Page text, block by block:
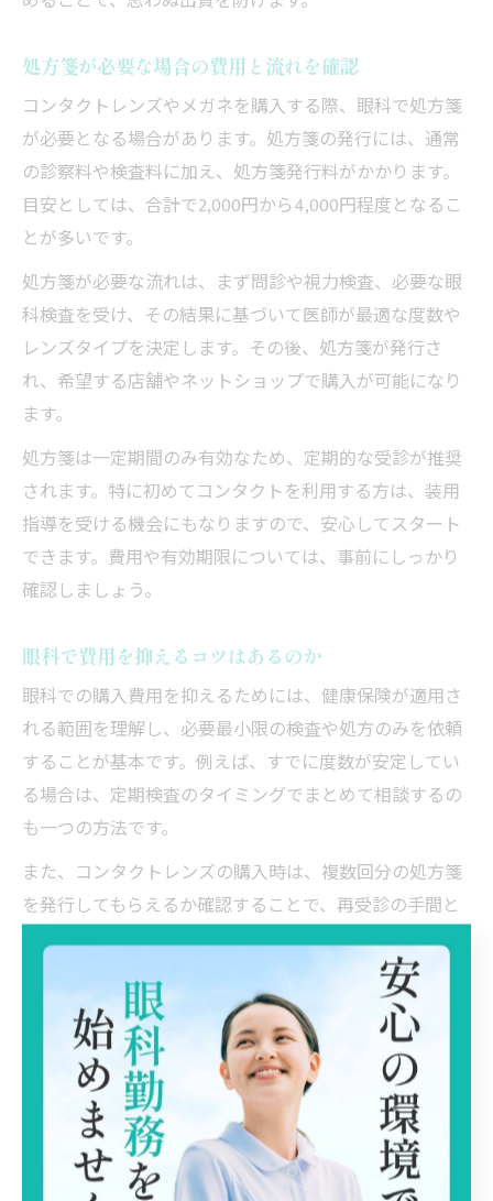
処方箋が必要な場合の費用と流れを確認
コンタクトレンズやメガネを購入する際、眼科で処方箋
が必要となる場合があります。処方箋の発行には、通常
の診察料や検査料に加え、処方箋発行料がかかります。
目安としては、合計で2,000円から4,000円程度となるこ
とが多いです。
処方箋が必要な流れは、まず問診や視力検査、必要な眼
科検査を受け、その結果に基づいて医師が最適な度数や
レンズタイプを決定します。その後、処方箋が発行さ
れ、希望する店舗やネットショップで購入が可能になり
ます。
処方箋は一定期間のみ有効なため、定期的な受診が推奨
されます。特に初めてコンタクトを利用する方は、装用
指導を受ける機会にもなりますので、安心してスタート
できます。費用や有効期限については、事前にしっかり
確認しましょう。
眼科で費用を抑えるコツはあるのか
眼科での購入費用を抑えるためには、健康保険が適用さ
れる範囲を理解し、必要最小限の検査や処方のみを依頼
することが基本です。例えば、すでに度数が安定してい
る場合は、定期検査のタイミングでまとめて相談するの
も一つの方法です。
また、コンタクトレンズの購入時は、複数回分の処方箋
を発行してもらえるか確認することで、再受診の手間と
費用を減らせます。ネット購入を検討している場合で
も、最初は必ず眼科で診察を受けて安全面を確保し、以
降は有効期間内に賢く追加購入するのがポイントです。
費用を抑えつつも、目の健康管理は最優先です。異常を
感じた場合やトラブル時はすぐに受診し、自己判断での
節約は避けましょう。定期的な検診と正確な処方が、長
期的に見てコストパフォーマンスの良い選択につながり